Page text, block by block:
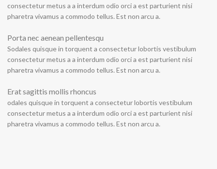
consectetur metus a a interdum odio orci a est parturient nisi
pharetra vivamus a commodo tellus. Est non arcu a.
Porta nec aenean pellentesqu
Sodales quisque in torquent a consectetur lobortis vestibulum
consectetur metus a a interdum odio orci a est parturient nisi
pharetra vivamus a commodo tellus. Est non arcu a.
Erat sagittis mollis rhoncus
odales quisque in torquent a consectetur lobortis vestibulum
consectetur metus a a interdum odio orci a est parturient nisi
pharetra vivamus a commodo tellus. Est non arcu a.